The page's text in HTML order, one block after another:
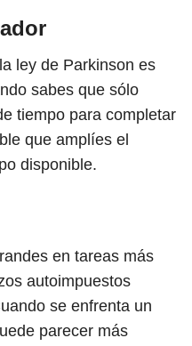
ley de Parkinson es
sabes que sólo
tiempo para completar
que amplíes el
disponible.
en tareas más
autoimpuestos
se enfrenta un
parecer más